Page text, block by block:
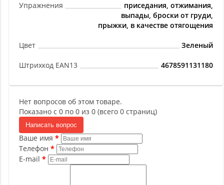
Упражнения
приседания, отжимания,
выпады, броски от груди,
прыжки, в качестве отягощения
Цвет Зеленый
Штрихкод EAN13 4678591131180
Нет вопросов об этом товаре.
Показано с 0 по 0 из 0 (всего 0 страниц)
Написать вопрос
Ваше имя
Телефон
E-mail